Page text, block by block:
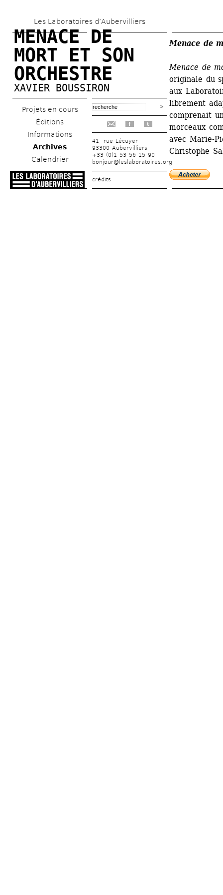
au
contenu
principal
Les Laboratoires d’Aubervilliers
MENACE DE
MORT ET SON
ORCHESTRE
XAVIER BOUSSIRON
Projets en cours
Éditions
Informations
Archives
Calendrier
f t
41, rue Lécuyer
93300 Aubervilliers
+33 (0)1 53 56 15 90
bonjour@leslaboratoires.org
crédits
Menace de
Menace de
originale du
aux
librement
comprenait
morceaux
avec Marie-
Christophe